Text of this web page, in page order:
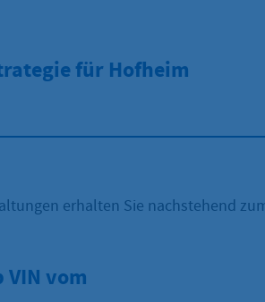
für Hofheim
erhalten Sie nachstehend
vom